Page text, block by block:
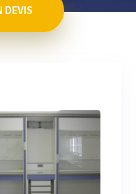
DEVIS